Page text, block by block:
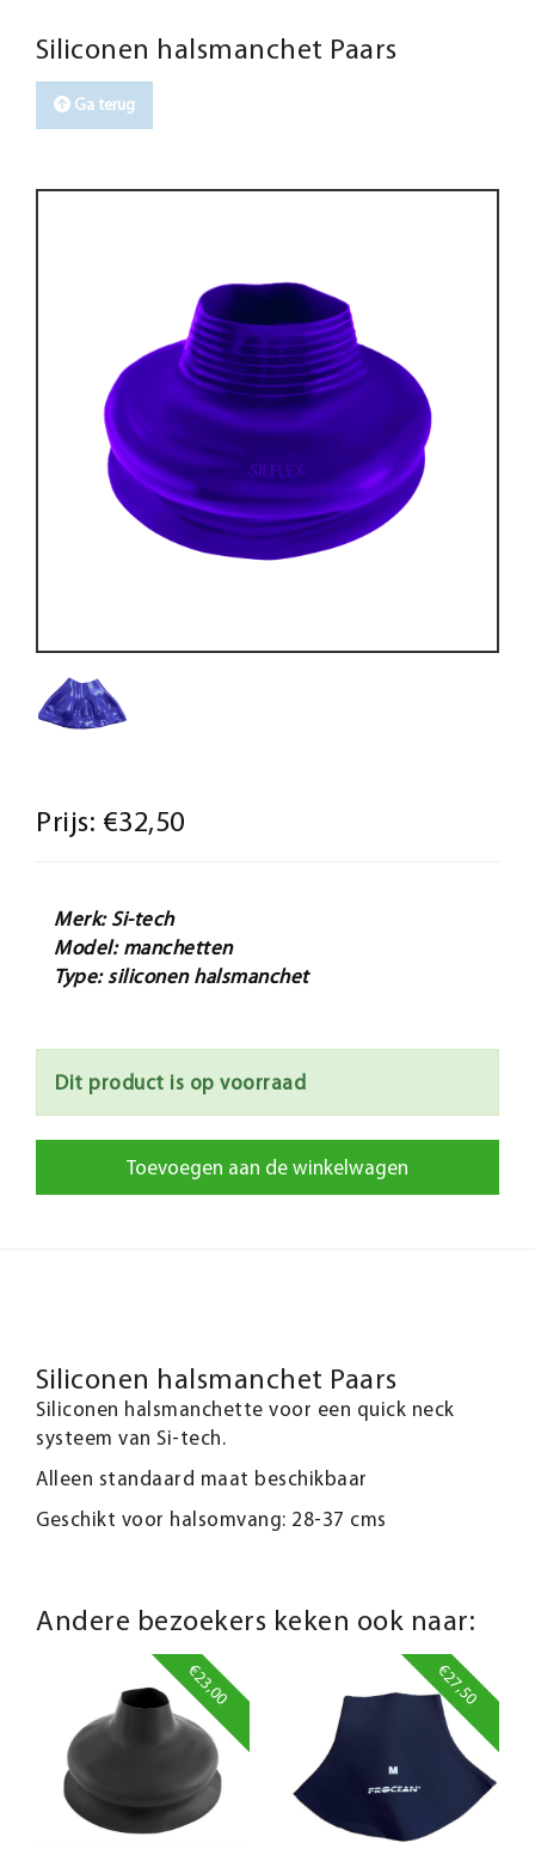
Siliconen halsmanchet Paars
Ga terug
Prijs: €32,50
Merk: Si-tech
Model: manchetten
Type: siliconen halsmanchet
Dit product is op voorraad
Toevoegen aan de winkelwagen
Siliconen halsmanchet Paars
Siliconen halsmanchette voor een quick neck
systeem van Si-tech.
Alleen standaard maat beschikbaar
Geschikt voor halsomvang: 28-37 cms
Andere bezoekers keken ook naar:
€23,00 €27,50